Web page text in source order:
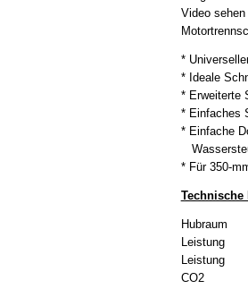
Video
*
* Ideale
* Erweiterte
* Einfaches
* Einfache
* Für 350-
Technische
Hubraum
Leistung
Leistung
CO2